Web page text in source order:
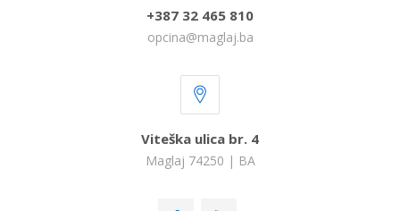
+387 32 465 810
opcina@maglaj.ba
Viteška ulica br. 4
Maglaj 74250 | BA